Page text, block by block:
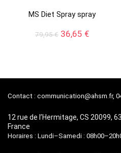
MS Diet Spray spray
79,95€ Le
36,65 €Le
Contact : communication@ahsm.fr,
12 rue de l’Hermitage, CS 20099,
France
Horaires : Lundi–Samedi :